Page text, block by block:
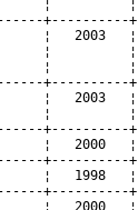
¦          ¦
+----------+
¦   2003   ¦
¦          ¦
¦          ¦
+----------+
¦   2003   ¦
¦          ¦
+----------+
¦   2000   ¦
+----------+
¦   1998   ¦
+----------+